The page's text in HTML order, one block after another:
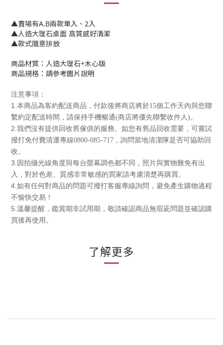
▲賣場有A.B兩款單入、2入
▲人造大理石桌面 高質感好清潔
▲款式隨意拚放
商品材質：人造大理石+木心版
商品規格：請參考圖片說明
注意事項：
1.本商品為客約配送商品 ，付款後將商店將於15個工作天內與您聯
繫約定配送時間 ，請保持手機暢通(商店將優先聯繫收件人)。
2.我們沒有提供回收舊傢俱的服務。如您有舊品回收需要 ，可嘗試
撥打免付費清運專線0800-085-717 ，詢問當地清潔隊是否可協助回
收。
3. 因拍攝光線角度與每台螢幕調色都不同，照片與實物難免有出
入，對於色差、質感非常敏感的買家請考慮清楚再購買。
4.如有任何對商品的問題可撥打客服專線詢問，避免產生購物過程
不愉快交易！
5.溫馨提醒，鑑賞期非試用期，敬請確認商品無瑕庛問題並確認購
買後再使用。
了解更多